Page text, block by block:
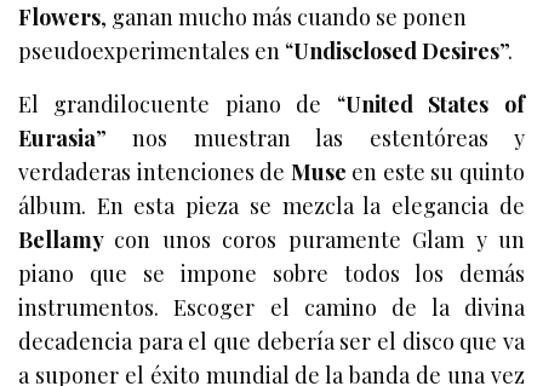
Flowers, ganan mucho más cuando se ponen
pseudoexperimentales en “Undisclosed Desires”.
El grandilocuente piano de “United States of
Eurasia” nos muestran las estentóreas y
verdaderas intenciones de Muse en este su quinto
álbum. En esta pieza se mezcla la elegancia de
Bellamy con unos coros puramente Glam y un
piano que se impone sobre todos los demás
instrumentos. Escoger el camino de la divina
decadencia para el que debería ser el disco que va
a suponer el éxito mundial de la banda de una vez